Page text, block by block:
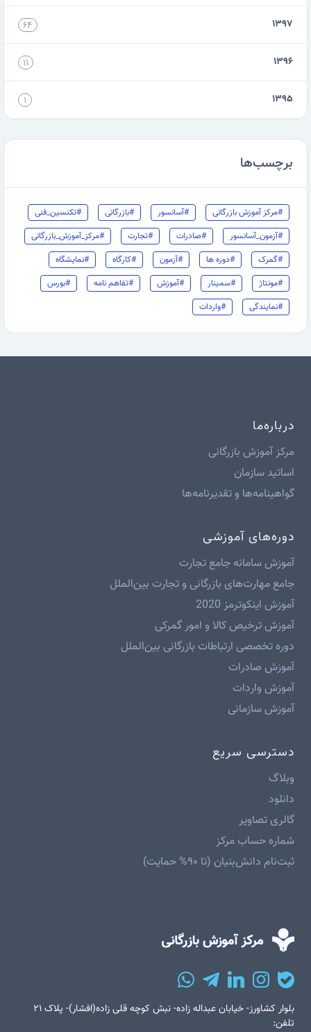
۱۳۹۷ ۶۴
۱۳۹۶ ۱۱
۱۳۹۵ ۱
برچسب‌ها
#مرکز آموزش بازرگانی #آسانسور #بازرگانی
#تکنسین_فنی
#آزمون_آسانسور
#صادرات #تجارت
#مرکز_آموزش_بازرگانی
#گمرک
#دوره ها #آزمون #کارگاه
#نمایشگاه
#مونتاژ
#سمینار #آموزش #تفاهم نامه
#بورس
#نمایندگی
#واردات
درباره‌ما
مرکز آموزش بازرگانی
اساتید سازمان
گواهینامه‌ها و تقدیرنامه‌ها
دوره‌های آموزشی
آموزش سامانه جامع تجارت
جامع مهارت‌های بازرگانی و تجارت بین‌الملل
آموزش اینکوترمز 2020
آموزش ترخیص کالا و امور گمرکی
دوره تخصصی ارتباطات بازرگانی بین‌الملل
آموزش صادرات
آموزش واردات
آموزش سازمانی
دسترسی سریع
وبلاگ
دانلود
گالری تصاویر
شماره حساب مرکز
ثبت‌نام دانش‌بنیان (تا ۹۰% حمایت)
بلوار کشاورز- خیابان عبداله زاده- نبش کوچه قلی زاده(افشار)- پلاک ۲۱
تلفن: